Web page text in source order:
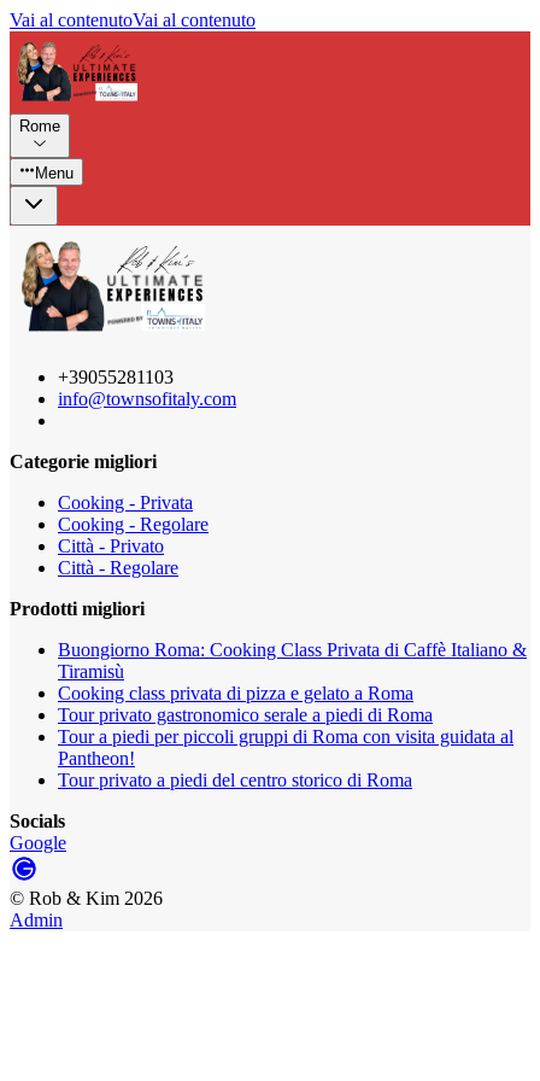
Vai al contenutoVai al contenuto
Rome
Menu
+39055281103
info@townsofitaly.com
Categorie migliori
Cooking - Privata
Cooking - Regolare
Città - Privato
Città - Regolare
Prodotti migliori
Buongiorno Roma: Cooking Class Privata di Caffè Italiano &
Tiramisù
Cooking class privata di pizza e gelato a Roma
Tour privato gastronomico serale a piedi di Roma
Tour a piedi per piccoli gruppi di Roma con visita guidata al
Pantheon!
Tour privato a piedi del centro storico di Roma
Socials
Google
© Rob & Kim 2026
Admin